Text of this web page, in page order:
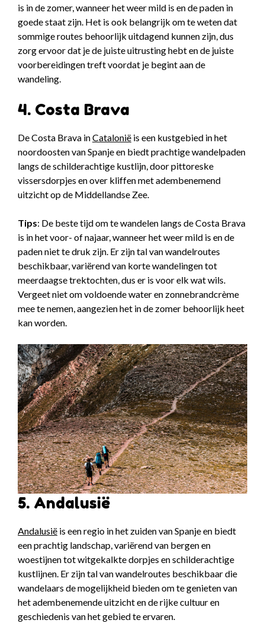
is in de zomer, wanneer het weer mild is en de paden in
goede staat zijn. Het is ook belangrijk om te weten dat
sommige routes behoorlijk uitdagend kunnen zijn, dus
zorg ervoor dat je de juiste uitrusting hebt en de juiste
voorbereidingen treft voordat je begint aan de
wandeling.
4. Costa Brava
De Costa Brava inCatalonië is een kustgebied in het
noordoosten van Spanje en biedt prachtige wandelpaden
langs de schilderachtige kustlijn, door pittoreske
vissersdorpjes en over kliffen met adembenemend
uitzicht op de Middellandse Zee.
Tips: De beste tijd om te wandelen langs de Costa Brava
is in het voor- of najaar, wanneer het weer mild is en de
paden niet te druk zijn. Er zijn tal van wandelroutes
beschikbaar, variërend van korte wandelingen tot
meerdaagse trektochten, dus er is voor elk wat wils.
Vergeet niet om voldoende water en zonnebrandcrème
mee te nemen, aangezien het in de zomer behoorlijk heet
kan worden.
5. Andalusië
Andalusië is een regio in het zuiden van Spanje en biedt
een prachtig landschap, variërend van bergen en
woestijnen tot witgekalkte dorpjes en schilderachtige
kustlijnen. Er zijn tal van wandelroutes beschikbaar die
wandelaars de mogelijkheid bieden om te genieten van
het adembenemende uitzicht en de rijke cultuur en
geschiedenis van het gebied te ervaren.